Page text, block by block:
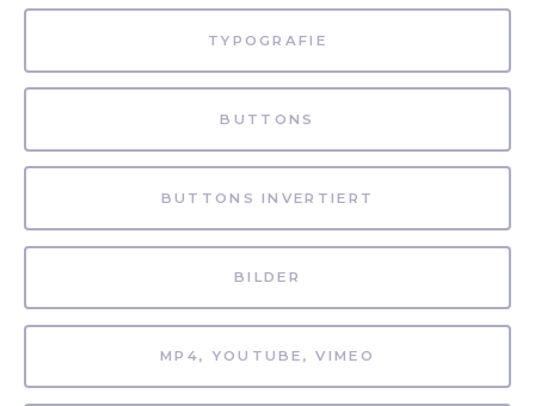
TYPOGRAFIE
BUTTONS
BUTTONS INVERTIERT
BILDER
MP4, YOUTUBE, VIMEO